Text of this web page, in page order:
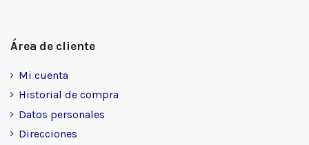
Área de cliente
Mi cuenta
Historial de compra
Datos personales
Direcciones